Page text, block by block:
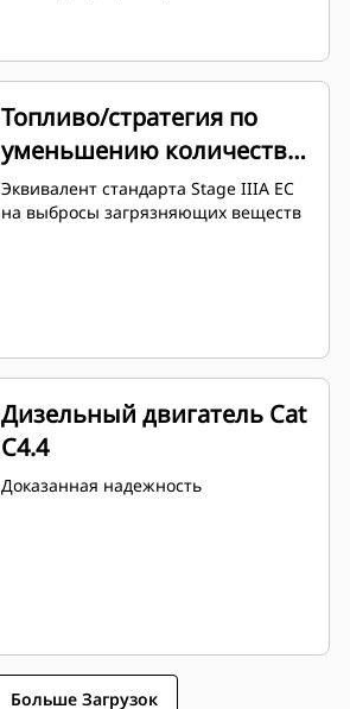
Топливо/стратегия по
уменьшению количества
выбросов
Эквивалент стандарта Stage IIIA ЕС
на выбросы загрязняющих веществ
Дизельный двигатель Cat
C4.4
Доказанная надежность
Больше Загрузок